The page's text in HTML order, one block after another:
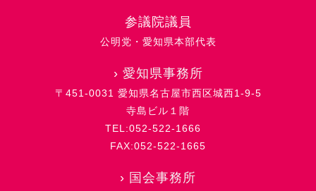
参議院議員
公明党・愛知県本部代表
› 愛知県事務所
〒451-0031 愛知県名古屋市西区城西1-9-5
寺島ビル１階
TEL:052-522-1666
FAX:052-522-1665
› 国会事務所